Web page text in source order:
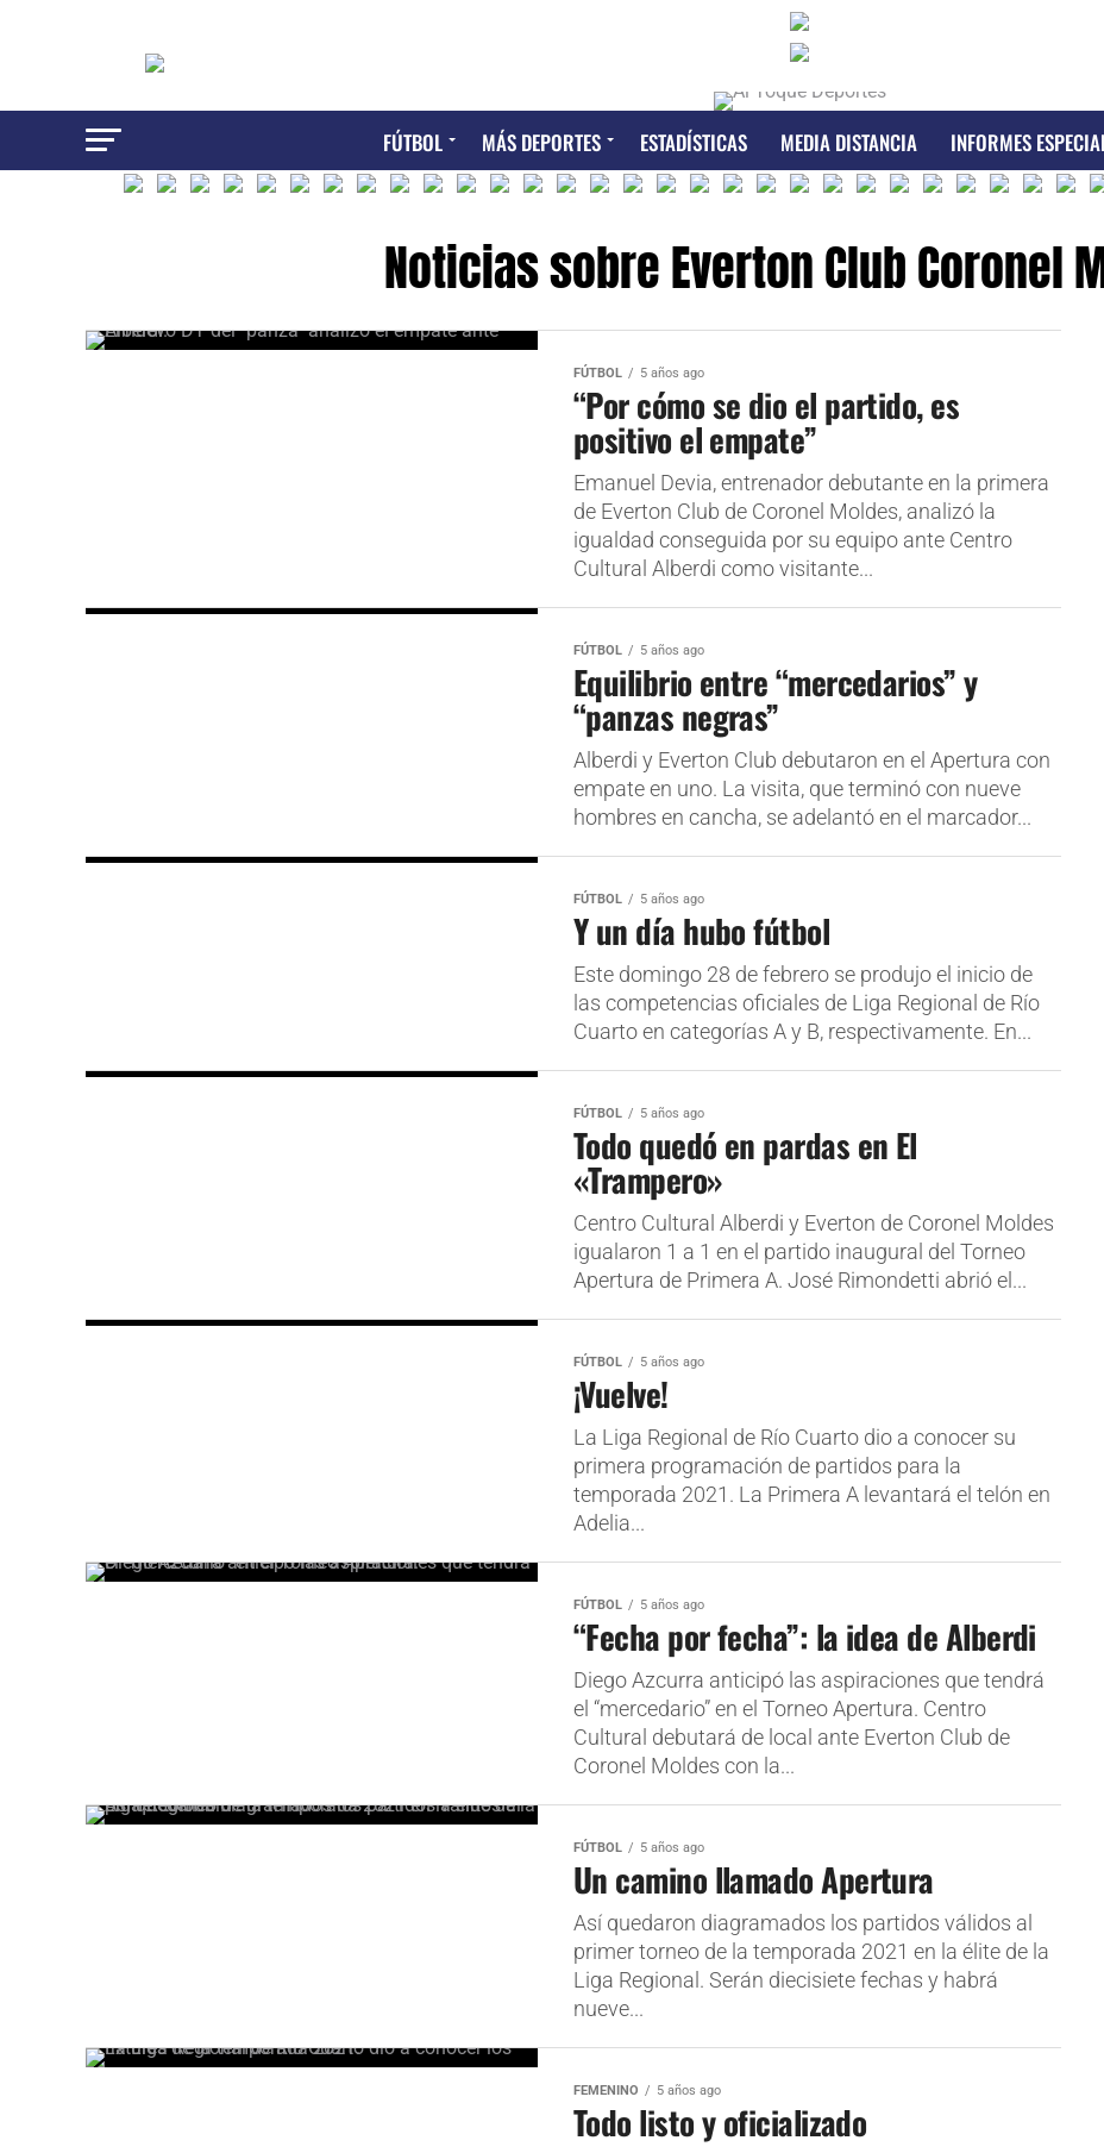
FÚTBOL MÁS DEPORTES ESTADÍSTICAS MEDIA DISTANCIA INFORMES
Noticias sobre Everton Club Coronel
FÚTBOL 5 años ago
“Por cómo se dio el partido, es
positivo el empate”
Emanuel Devia, entrenador debutante en la primera
de Everton Club de Coronel Moldes, analizó la
igualdad conseguida por su equipo ante Centro
Cultural Alberdi como visitante...
FÚTBOL 5 años ago
Equilibrio entre “mercedarios” y
“panzas negras”
Alberdi y Everton Club debutaron en el Apertura con
empate en uno. La visita, que terminó con nueve
hombres en cancha, se adelantó en el marcador...
FÚTBOL 5 años ago
Y un día hubo fútbol
Este domingo 28 de febrero se produjo el inicio de
las competencias oficiales de Liga Regional de Río
Cuarto en categorías A y B, respectivamente. En...
FÚTBOL 5 años ago
Todo quedó en pardas en El
«Trampero»
Centro Cultural Alberdi y Everton de Coronel Moldes
igualaron 1 a 1 en el partido inaugural del Torneo
Apertura de Primera A. José Rimondetti abrió el...
FÚTBOL 5 años ago
¡Vuelve!
La Liga Regional de Río Cuarto dio a conocer su
primera programación de partidos para la
temporada 2021. La Primera A levantará el telón en
Adelia...
FÚTBOL 5 años ago
“Fecha por fecha”: la idea de Alberdi
Diego Azcurra anticipó las aspiraciones que tendrá
el “mercedario” en el Torneo Apertura. Centro
Cultural debutará de local ante Everton Club de
Coronel Moldes con la...
FÚTBOL 5 años ago
Un camino llamado Apertura
Así quedaron diagramados los partidos válidos al
primer torneo de la temporada 2021 en la élite de la
Liga Regional. Serán diecisiete fechas y habrá
nueve...
FEMENINO 5 años ago
Todo listo y oficializado